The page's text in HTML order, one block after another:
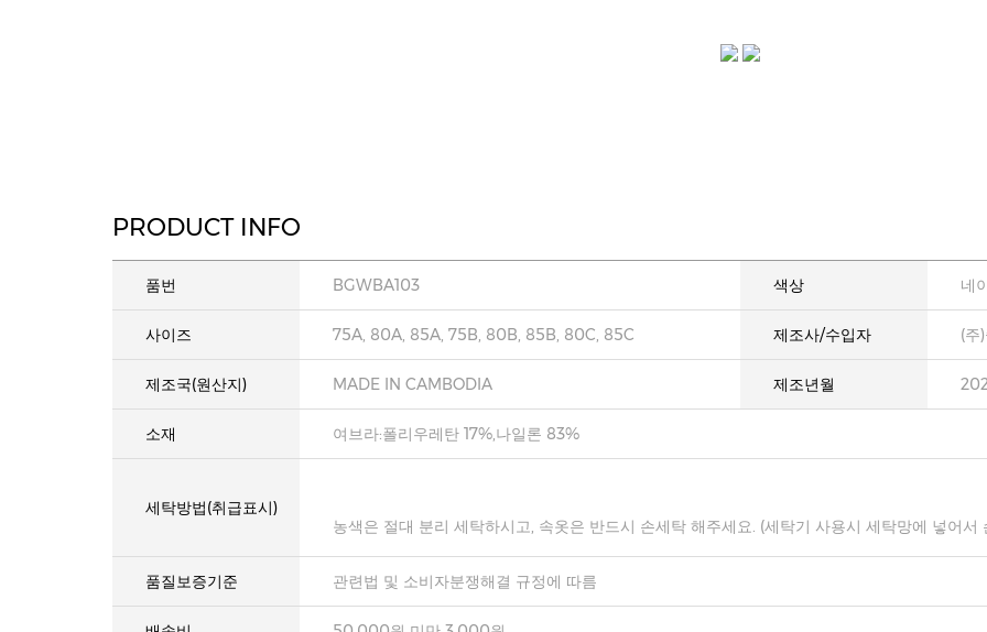
PRODUCT INFO
품번 BGWBA103 색상 네
사이즈 75A, 80A, 85A, 75B, 80B, 85B, 80C, 85C 제조사/수입자 (주
제조국(원산지) MADE IN CAMBODIA 제조년월
소재 여브라:폴리우레탄 17%,나일론 83%
세탁방법(취급표시)
농색은 절대 분리 세탁하시고, 속옷은 반드시 손세탁 해주세요. (세탁기 사용시 세탁망에 넣어서
품질보증기준 관련법 및 소비자분쟁해결 규정에 따름